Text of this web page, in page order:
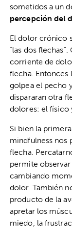
sometidos a un
percepción del
El dolor crónico
“las dos
corriente de
flecha. Entonces
golpea el pecho
dispararan otra
dolores: el físico
Si bien la
mindfulness nos
flecha.
permite
cambiando
dolor. También
producto de la
apretar los
miedo, la